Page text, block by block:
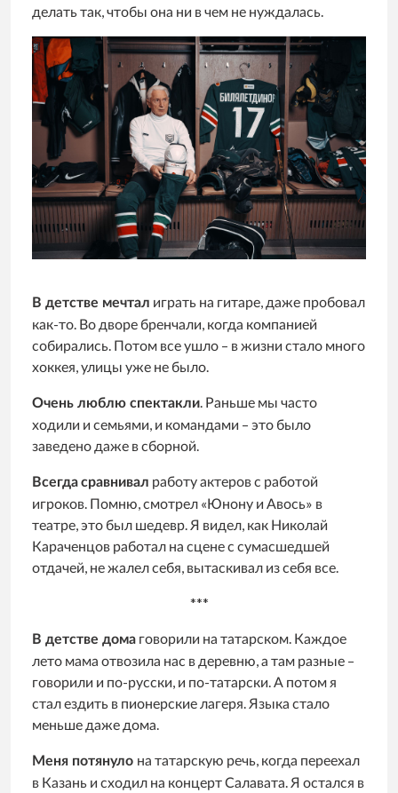
делать так, чтобы она ни в чем не нуждалась.
В детстве мечтал играть на гитаре, даже пробовал
как-то. Во дворе бренчали, когда компанией
собирались. Потом все ушло – в жизни стало много
хоккея, улицы уже не было.
Очень люблю спектакли. Раньше мы часто
ходили и семьями, и командами – это было
заведено даже в сборной.
Всегдасравнивал работу актеров с работой
игроков. Помню, смотрел «Юнону и Авось» в
театре, это был шедевр. Я видел, как Николай
Караченцов работал на сцене с сумасшедшей
отдачей, не жалел себя, вытаскивал из себя все.
***
В детстве дома говорили на татарском. Каждое
лето мама отвозила нас в деревню, а там разные –
говорили и по-русски, и по-татарски. А потом я
стал ездить в пионерские лагеря. Языка стало
меньше даже дома.
Меня потянуло на татарскую речь, когда переехал
в Казань и сходил на концерт Салавата. Я остался в